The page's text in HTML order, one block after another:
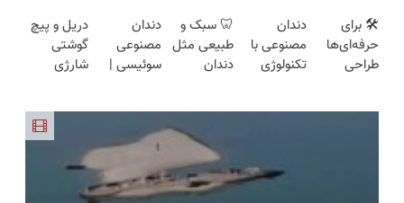
(تخفیف به
مدت
محدود)
(مجموعه47عددی
با گارانتی
تعویض)
هوشمند ⚙️
(نصف
قیمت بازار
ایران در
باشگاه
انقلاب
ساخت!!!
🛠️ برای
حرفه‌ای‌ها
طراحی
دندان
مصنوعی با
تکنولوژی
🦷 سبک و
طبیعی مثل
دندان
اقساطی 💳
📍 تهران
دندان
مصنوعی
سوئیسی |
ویزیت
رایگان+پرداخت
اقساطی😍
دریل و پیچ
گوشتی
شارژی
سرعت ⚡
(همراه با
متعلقات)